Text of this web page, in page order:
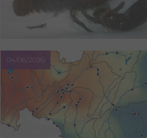
04/06/2026